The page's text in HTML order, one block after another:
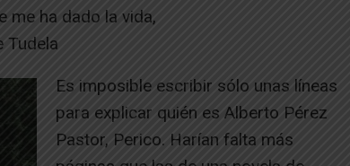
me ha dado la vida,
Tudela
Es imposible escribir sólo unas líneas
para explicar quién es Alberto Pérez
Pastor, Perico. Harían falta más